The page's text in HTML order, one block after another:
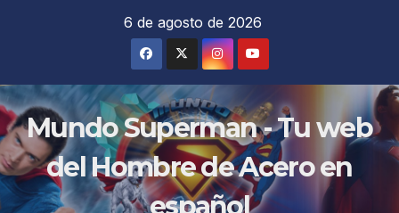
6 de agosto de 2026
Mundo Superman - Tu web
del Hombre de Acero en
español